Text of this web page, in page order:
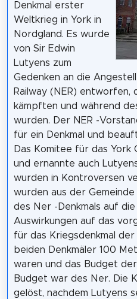
Denkmal erster
Weltkrieg in York in
Nordgland. Es wurde
von Sir Edwin
Lutyens zum
Gedenken an die
Railway (NER) entworfen,
kämpften und während
wurden. Der NER -
für ein Denkmal und
Das Komitee für das
und ernannte auch
wurden in Kontroversen
wurden aus der
des Ner -Denkmals auf
Auswirkungen auf das
für das Kriegsdenkmal
beiden Denkmäler 100
waren und das Budget
Budget war des Ner. Die
gelöst, nachdem Lutyens